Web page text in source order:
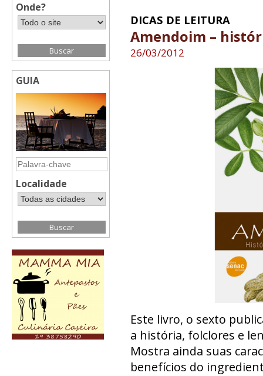
Onde?
GUIA
Localidade
DICAS DE LEITURA
Amendoim –
26/03/2012
Este livro, o sexto
a história, folclores e
Mostra ainda suas
benefícios do